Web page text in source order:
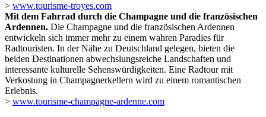
> www.tourisme-troyes.com
Mit dem Fahrrad durch die Champagne und die französischen
Ardennen. Die Champagne und die französischen Ardennen
entwickeln sich immer mehr zu einem wahren Paradies für
Radtouristen. In der Nähe zu Deutschland gelegen, bieten die
beiden Destinationen abwechslungsreiche Landschaften und
interessante kulturelle Sehenswürdigkeiten. Eine Radtour mit
Verkostung in Champagnerkellern wird zu einem romantischen
Erlebnis.
> www.tourisme-champagne-ardenne.com